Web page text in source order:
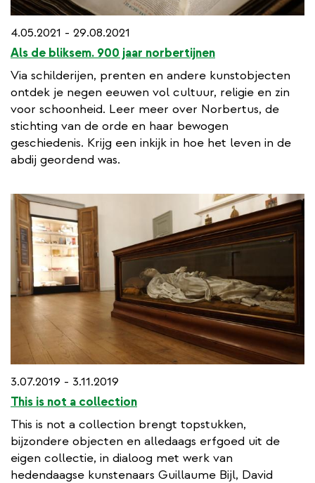
4.05.2021 - 29.08.2021
Als de bliksem. 900 jaar norbertijnen
Via schilderijen, prenten en andere kunstobjecten
ontdek je negen eeuwen vol cultuur, religie en zin
voor schoonheid. Leer meer over Norbertus, de
stichting van de orde en haar bewogen
geschiedenis. Krijg een inkijk in hoe het leven in de
abdij geordend was.
3.07.2019 - 3.11.2019
This is not a collection
This is not a collection brengt topstukken,
bijzondere objecten en alledaags erfgoed uit de
eigen collectie, in dialoog met werk van
hedendaagse kunstenaars Guillaume Bijl, David